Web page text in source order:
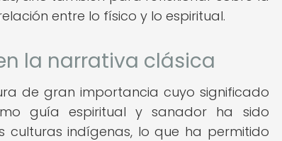
entre lo físico y lo espiritual.
la narrativa clásica
de gran importancia cuyo significado
guía espiritual y sanador ha sido
culturas indígenas, lo que ha permitido